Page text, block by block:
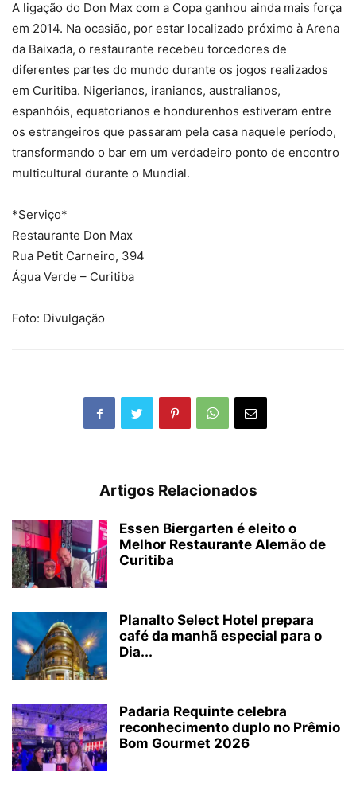
A ligação do Don Max com a Copa ganhou ainda mais força
em 2014. Na ocasião, por estar localizado próximo à Arena
da Baixada, o restaurante recebeu torcedores de
diferentes partes do mundo durante os jogos realizados
em Curitiba. Nigerianos, iranianos, australianos,
espanhóis, equatorianos e hondurenhos estiveram entre
os estrangeiros que passaram pela casa naquele período,
transformando o bar em um verdadeiro ponto de encontro
multicultural durante o Mundial.
*Serviço*
Restaurante Don Max
Rua Petit Carneiro, 394
Água Verde – Curitiba
Foto: Divulgação
Artigos Relacionados
Essen Biergarten é eleito o
Melhor Restaurante Alemão de
Curitiba
Planalto Select Hotel prepara
café da manhã especial para o
Dia...
Padaria Requinte celebra
reconhecimento duplo no Prêmio
Bom Gourmet 2026